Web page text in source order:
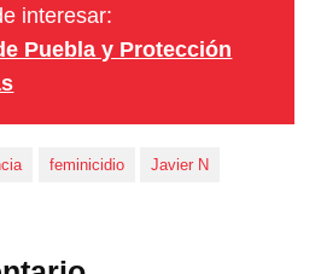
interesar:
Puebla y Protección
feminicidio Javier N